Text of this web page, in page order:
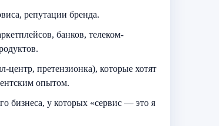
репутации бренда.
банков, телеком-
претензионка), которые хотят
опытом.
бизнеса, у которых «сервис — это я